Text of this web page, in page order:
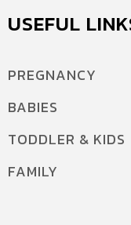
USEFUL
PREGNANCY
BABIES
TODDLER & KIDS
FAMILY